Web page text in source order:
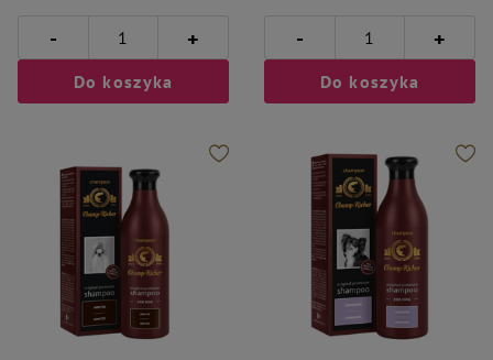
- +
Do koszyka
- +
Do koszyka